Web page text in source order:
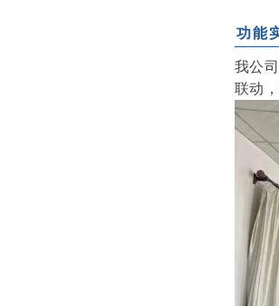
功能
我公
联动